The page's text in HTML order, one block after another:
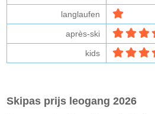
langlaufen
après-ski
kids
Skipas prijs leogang 2026